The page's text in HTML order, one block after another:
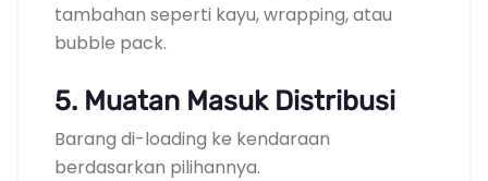
tambahan seperti kayu, wrapping, atau
bubble pack.
5. Muatan Masuk Distribusi
Barang di-loading ke kendaraan
berdasarkan pilihannya.